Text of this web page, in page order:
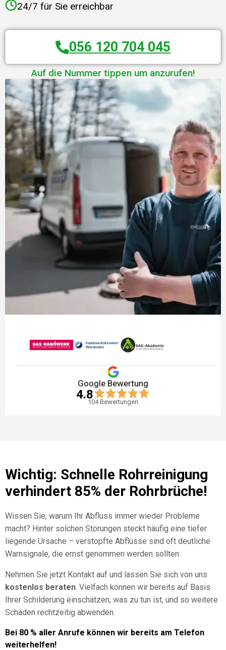
24/7 für Sie erreichbar
056 120 704 045
Auf die Nummer tippen um anzurufen!
Google Bewertung
4.8
104Bewertungen
Wichtig: Schnelle Rohrreinigung
verhindert 85% der Rohrbrüche!
Wissen Sie, warum Ihr Abfluss immer wieder Probleme
macht? Hinter solchen Störungen steckt häufig eine tiefer
liegende Ursache – verstopfte Abflüsse sind oft deutliche
Warnsignale, die ernst genommen werden sollten.
Nehmen Sie jetzt Kontakt auf und lassen Sie sich von uns
kostenlos beraten. Vielfach können wir bereits auf Basis
Ihrer Schilderung einschätzen, was zu tun ist, und so weitere
Schäden rechtzeitig abwenden.
Bei 80 % aller Anrufe können wir bereits am Telefon
weiterhelfen!